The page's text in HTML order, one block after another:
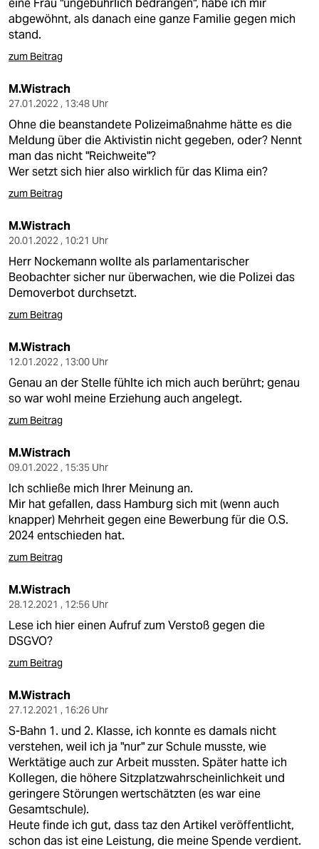
eine Frau "ungebührlich bedrängen", habe ich mir
abgewöhnt, als danach eine ganze Familie gegen mich
stand.
zum Beitrag
M.Wistrach
27.01.2022 , 13:48 Uhr
Ohne die beanstandete Polizeimaßnahme hätte es die
Meldung über die Aktivistin nicht gegeben, oder? Nennt
man das nicht "Reichweite"?
Wer setzt sich hier also wirklich für das Klima ein?
zum Beitrag
M.Wistrach
20.01.2022 , 10:21 Uhr
Herr Nockemann wollte als parlamentarischer
Beobachter sicher nur überwachen, wie die Polizei das
Demoverbot durchsetzt.
zum Beitrag
M.Wistrach
12.01.2022 , 13:00 Uhr
Genau an der Stelle fühlte ich mich auch berührt; genau
so war wohl meine Erziehung auch angelegt.
zum Beitrag
M.Wistrach
09.01.2022 , 15:35 Uhr
Ich schließe mich Ihrer Meinung an.
Mir hat gefallen, dass Hamburg sich mit (wenn auch
knapper) Mehrheit gegen eine Bewerbung für die O.S.
2024 entschieden hat.
zum Beitrag
M.Wistrach
28.12.2021 , 12:56 Uhr
Lese ich hier einen Aufruf zum Verstoß gegen die
DSGVO?
zum Beitrag
M.Wistrach
27.12.2021 , 16:26 Uhr
S-Bahn 1. und 2. Klasse, ich konnte es damals nicht
verstehen, weil ich ja "nur" zur Schule musste, wie
Werktätige auch zur Arbeit mussten. Später hatte ich
Kollegen, die höhere Sitzplatzwahrscheinlichkeit und
geringere Störungen wertschätzten (es war eine
Gesamtschule).
Heute finde ich gut, dass taz den Artikel veröffentlicht,
schon das ist eine Leistung, die meine Spende verdient.